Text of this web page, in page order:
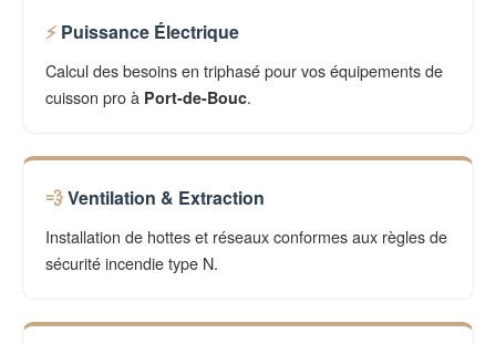
Puissance Électrique
Calcul des besoins en triphasé pour vos équipements de
cuisson pro à Port-de-Bouc.
Ventilation & Extraction
Installation de hottes et réseaux conformes aux règles de
sécurité incendie type N.